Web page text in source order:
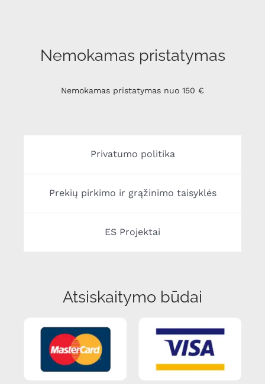
Nemokamas pristatymas
Nemokamas pristatymas nuo 150 €
Privatumo politika
Prekių pirkimo ir grąžinimo taisyklės
ES Projektai
Atsiskaitymo būdai